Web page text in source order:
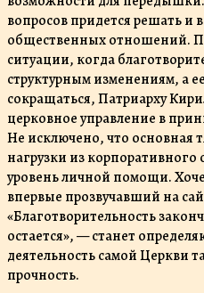
вопросов придется решать и
общественных отношений.
ситуации, когда
структурным изменениям, а
сокращаться, Патриарху
церковное управление в
Не исключено, что основная
нагрузки из корпоративного
уровень личной помощи.
впервые прозвучавший на
«Благотворительность
остается», — станет
деятельность самой Церкви
прочность.